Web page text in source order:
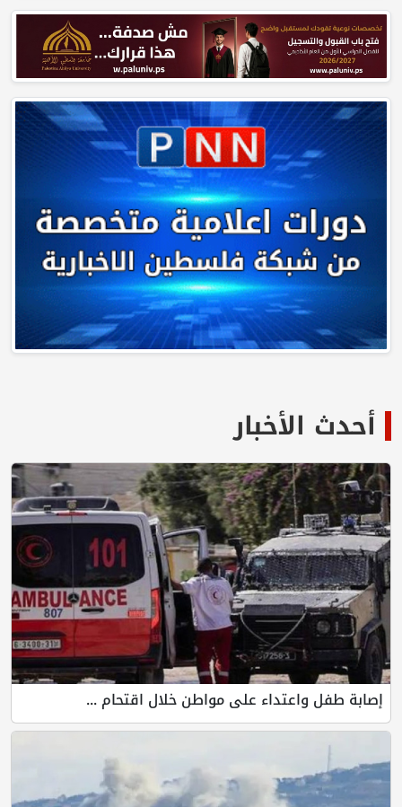
أحدث الأخبار
إصابة طفل واعتداء على مواطن خلال اقتحام ...